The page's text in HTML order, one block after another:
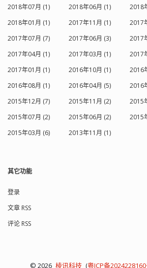
2018年07月 (1)
2018年06月 (1)
2018
2018年01月 (1)
2017年11月 (1)
2017
2017年07月 (7)
2017年06月 (3)
2017
2017年04月 (1)
2017年03月 (1)
2017
2017年01月 (1)
2016年10月 (1)
2016
2016年08月 (1)
2016年04月 (5)
2016
2015年12月 (7)
2015年11月 (2)
2015
2015年07月 (2)
2015年06月 (2)
2015
2015年03月 (6)
2013年11月 (1)
其它功能
登录
文章 RSS
评论 RSS
© 2026 棱讯科技 (粤ICP备